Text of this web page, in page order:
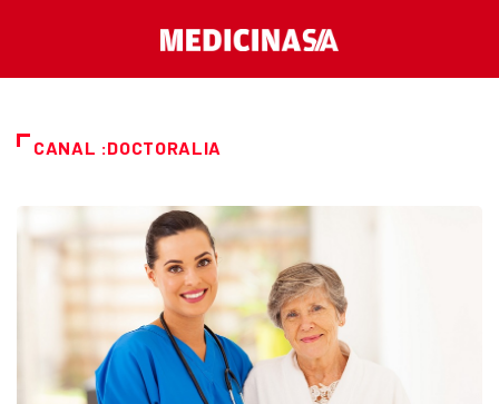
CANAL :DOCTORALIA